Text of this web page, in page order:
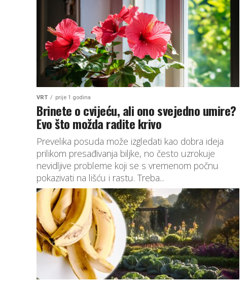
VRT prije 1 godina
Brinete o cvijeću, ali ono svejedno umire?
Evo što možda radite krivo
Prevelika posuda može izgledati kao dobra ideja
prilikom presađivanja biljke, no često uzrokuje
nevidljive probleme koji se s vremenom počnu
pokazivati na lišću i rastu. Treba...